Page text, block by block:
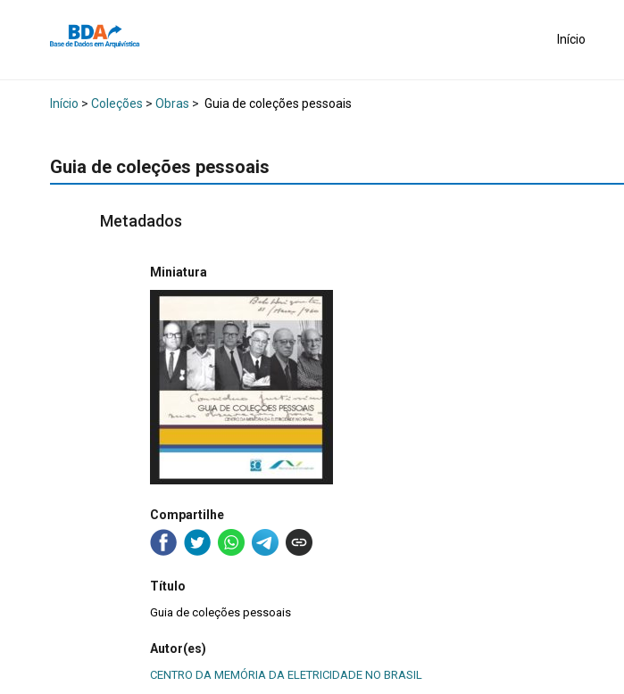
Início
Início > Coleções > Obras > Guia de coleções pessoais
Guia de coleções pessoais
Metadados
Miniatura
Compartilhe
Título
Guia de coleções pessoais
Autor(es)
CENTRO DA MEMÓRIA DA ELETRICIDADE NO BRASIL